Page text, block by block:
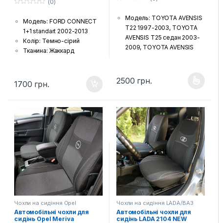
5
(0)
Модель: FORD CONNECT
1+1 standart 2002-2013
Колір: Темно-сірий
Тканина: Жаккард
Країна виробник: Україна
Комплектація: Передні
спинка, підголовники (за
комплектацією автівки),
підлокітники і фальшпанелі
(якщо є у моделі)
Шов: Подвійна відстрочка
Лого: Логотип марки авто
на чохлах для передніх
сидінь
1700 грн.
5
Модель: TOYOTA AVENSIS
T22 1997-2003, TOYOTA
AVENSIS T25 седан 2003-
2009, TOYOTA AVENSIS
2009-…
Тканина: Жаккард
накаткою зсередини
Країна виробник: Україна
Комплектація: Передні
сидіння, задній диван та
спинка, підголовники (за
комплектацією автівки),
підлокітники і фальшпанелі
(якщо є у моделі)
Шов: Подвійна відстрочка
Лого: Логотип марки авто
на чохлах для передніх
сидінь
2500 грн.
Цей товар має кілька
Чохли на сидіння Opel
Автомобільні чохли для
сидінь Opel Meriva
Чохли на сидіння LADA/ВАЗ
Автомобільні чохли для
сидінь LADA 2104 NEW